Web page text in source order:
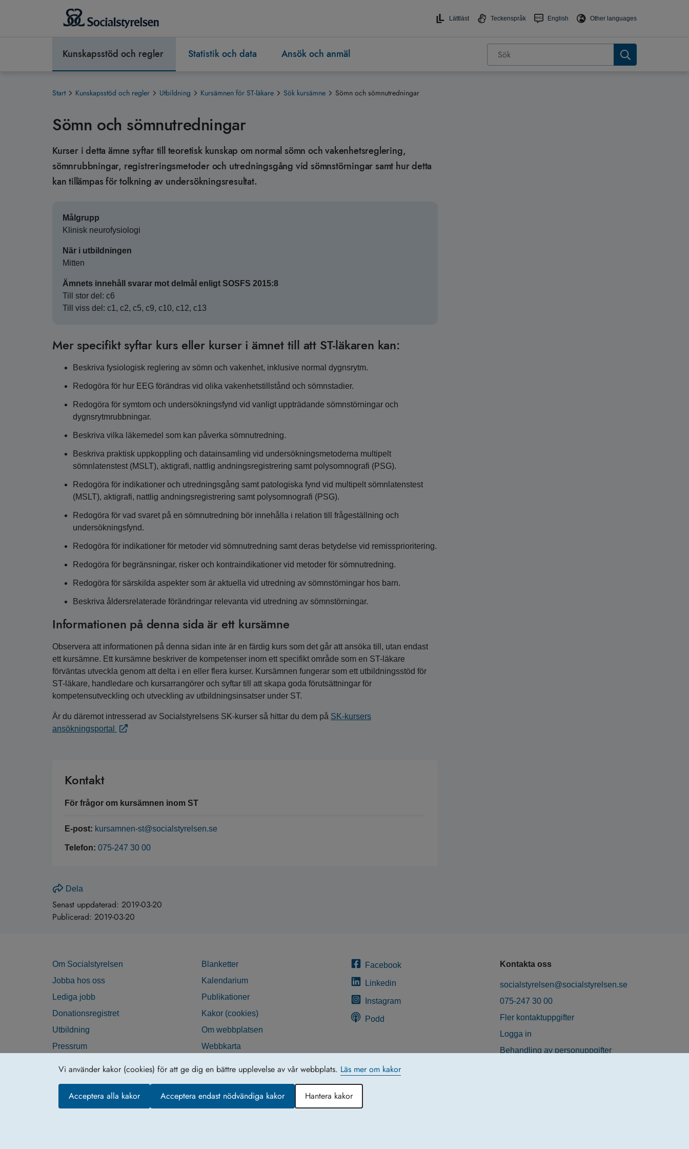
Vi använder kakor (cookies) för att ge dig en bättre upplevelse av vår webbplats. Läs mer om kakor
Acceptera alla kakor Acceptera endast nödvändiga kakor Hantera kakor
Lättläst Teckenspråk English Other languages
Kunskapsstöd och regler Statistik och data Ansök och anmäl
Start Kunskapsstöd och regler Utbildning Kursämnen för ST-läkare Sök kursämne Sömn och sömnutredningar
Sömn och sömnutredningar
Kurser i detta ämne syftar till teoretisk kunskap om normal sömn och vakenhetsreglering,
sömnrubbningar, registreringsmetoder och utredningsgång vid sömnstörningar samt hur detta
kan tillämpas för tolkning av undersökningsresultat.
Målgrupp
Klinisk neurofysiologi
När i utbildningen
Mitten
Ämnets innehåll svarar mot delmål enligt SOSFS 2015:8
Till stor del: c6
Till viss del: c1, c2, c5, c9, c10, c12, c13
Mer specifikt syftar kurs eller kurser i ämnet till att ST-läkaren kan:
Beskriva fysiologisk reglering av sömn och vakenhet, inklusive normal dygnsrytm.
Redogöra för hur EEG förändras vid olika vakenhetstillstånd och sömnstadier.
Redogöra för symtom och undersökningsfynd vid vanligt uppträdande sömnstörningar och
dygnsrytmrubbningar.
Beskriva vilka läkemedel som kan påverka sömnutredning.
Beskriva praktisk uppkoppling och datainsamling vid undersökningsmetoderna multipelt
sömnlatenstest (MSLT), aktigrafi, nattlig andningsregistrering samt polysomnografi (PSG).
Redogöra för indikationer och utredningsgång samt patologiska fynd vid multipelt sömnlatenstest
(MSLT), aktigrafi, nattlig andningsregistrering samt polysomnografi (PSG).
Redogöra för vad svaret på en sömnutredning bör innehålla i relation till frågeställning och
undersökningsfynd.
Redogöra för indikationer för metoder vid sömnutredning samt deras betydelse vid remissprioritering.
Redogöra för begränsningar, risker och kontraindikationer vid metoder för sömnutredning.
Redogöra för särskilda aspekter som är aktuella vid utredning av sömnstörningar hos barn.
Beskriva åldersrelaterade förändringar relevanta vid utredning av sömnstörningar.
Informationen på denna sida är ett kursämne
Observera att informationen på denna sidan inte är en färdig kurs som det går att ansöka till, utan endast
ett kursämne. Ett kursämne beskriver de kompetenser inom ett specifikt område som en ST-läkare
förväntas utveckla genom att delta i en eller flera kurser. Kursämnen fungerar som ett utbildningsstöd för
ST-läkare, handledare och kursarrangörer och syftar till att skapa goda förutsättningar för
kompetensutveckling och utveckling av utbildningsinsatser under ST.
Är du däremot intresserad av Socialstyrelsens SK-kurser så hittar du dem på SK-kursers
ansökningsportal
Kontakt
För frågor om kursämnen inom ST
E-post: kursamnen-st@socialstyrelsen.se
Telefon: 075-247 30 00
Dela
Senast uppdaterad: 2019-03-20
Publicerad: 2019-03-20
Om Socialstyrelsen
Jobba hos oss
Lediga jobb
Donationsregistret
Utbildning
Pressrum
Blanketter
Kalendarium
Publikationer
Kakor (cookies)
Om webbplatsen
Webbkarta
Facebook
Linkedin
Instagram
Podd
Kontakta oss
socialstyrelsen@socialstyrelsen.se
075-247 30 00
Fler kontaktuppgifter
Logga in
Behandling av personuppgifter